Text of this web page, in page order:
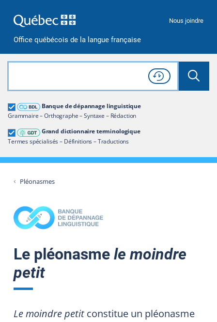
Office québécois de la langue française
Nous joindre
Rechercher dans tout le site
Lancer
Consulter l'
Historique
de recherche
Banque de dépannage linguistique
Grammaire – Orthographe – Syntaxe – Rédaction
Grand dictionnaire terminologique
Termes spécialisés – Définitions – Traductions
Grand dictionnaire terminologique
Restreindre aux termes
Pléonasmes
Le pléonasme le moindre
petit
Le moindre petit constitue un pléonasme